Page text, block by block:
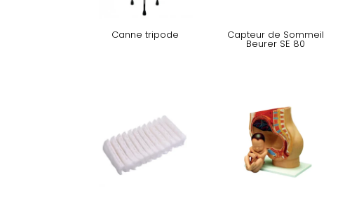
Canne tripode Capteur de Sommeil
Beurer SE 80